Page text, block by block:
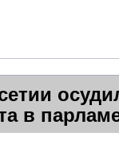
в